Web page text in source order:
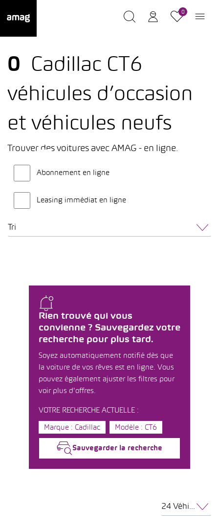
0
0
Cadillac CT6
véhicules d’occasion
et véhicules neufs
Trouver des voitures avec AMAG - en ligne.
Abonnement en ligne
Leasing immédiat en ligne
Tri
Rien trouvé qui vous
convienne ? Sauvegardez votre
recherche pour plus tard.
Soyez automatiquement notifié dès que
la voiture de vos rêves est en ligne. Vous
pouvez également ajuster les filtres pour
voir plus d'offres.
VOTRE RECHERCHE ACTUELLE :
Marque : Cadillac Modèle : CT6
Sauvegarder la recherche
24 Véhicules par page